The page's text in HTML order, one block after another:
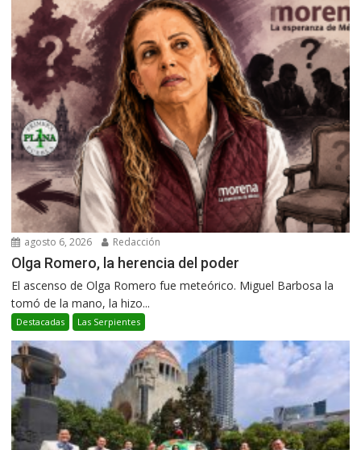
agosto 6, 2026 Redacción
Olga Romero, la herencia del poder
El ascenso de Olga Romero fue meteórico. Miguel Barbosa la
tomó de la mano, la hizo...
Destacadas Las Serpientes